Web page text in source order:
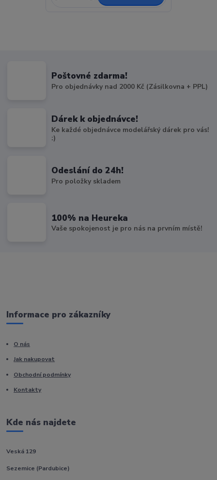
Poštovné zdarma!
Pro objednávky nad 2000 Kč (Zásilkovna + PPL)
Dárek k objednávce!
Ke každé objednávce modelářský dárek pro vás!
:)
Odeslání do 24h!
Pro položky skladem
100% na Heureka
Vaše spokojenost je pro nás na prvním místě!
Informace pro zákazníky
O nás
Jak nakupovat
Obchodní podmínky
Kontakty
Kde nás najdete
Veská 129
Sezemice (Pardubice)